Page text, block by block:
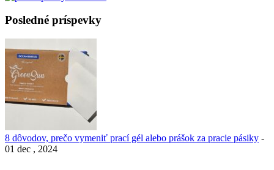
Posledné príspevky
8 dôvodov, prečo vymeniť prací gél alebo prášok za pracie pásiky -
01 dec , 2024